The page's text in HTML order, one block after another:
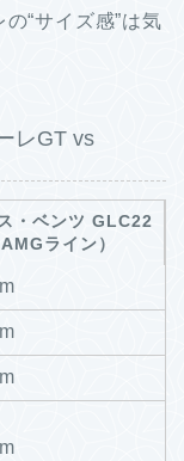
“サイズ感”は気
レGT vs
・ベンツ GLC22
ライン）